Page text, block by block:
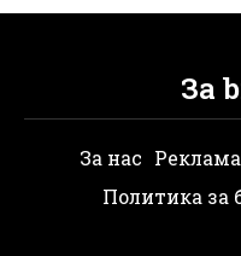
За
За нас Реклама
Политика за